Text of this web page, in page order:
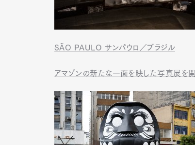
SÃO PAULO サンパウロ／ブラジル
アマゾンの新たな一面を映した写真展を